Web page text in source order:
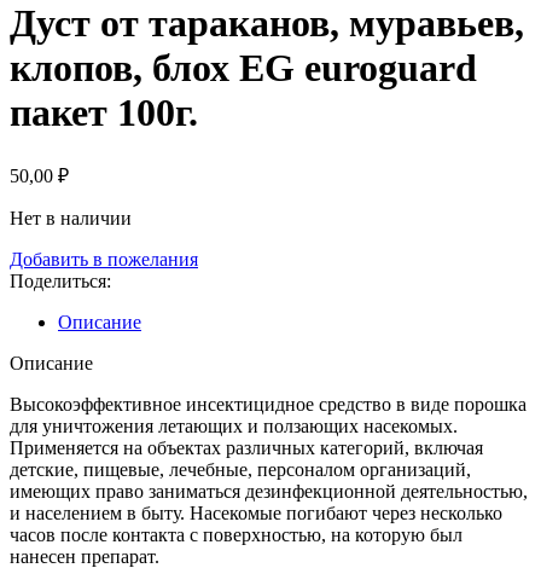
Дуст от тараканов, муравьев,
клопов, блох EG euroguard
пакет 100г.
50,00 ₽
Нет в наличии
Добавить в пожелания
Поделиться:
Описание
Описание
Высокоэффективное инсектицидное средство в виде порошка
для уничтожения летающих и ползающих насекомых.
Применяется на объектах различных категорий, включая
детские, пищевые, лечебные, персоналом организаций,
имеющих право заниматься дезинфекционной деятельностью,
и населением в быту. Насекомые погибают через несколько
часов после контакта с поверхностью, на которую был
нанесен препарат.